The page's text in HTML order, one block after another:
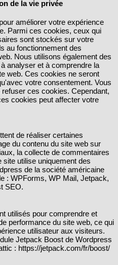
de la vie privée
améliorer votre expérience
Parmi ces cookies, ceux qui
sont stockés sur votre
au fonctionnement des
Nous utilisons également des
analyser et à comprendre la
web. Ces cookies ne seront
votre consentement. Vous
ces cookies. Cependant,
cookies peut affecter votre
de réaliser certaines
du contenu du site web sur
la collecte de commentaires
utilise uniquement des
de la société américaine
: WPForms, WP Mail, Jetpack,
SEO.
utilisés pour comprendre et
performance du site web, ce qui
utilisateur aux visiteurs.
Jetpack Boost de Wordpress
: https://jetpack.com/fr/boost/